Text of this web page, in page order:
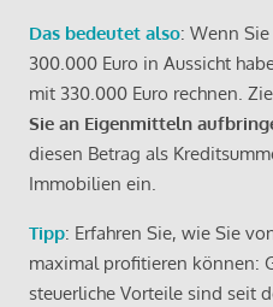
Das bedeutet also: Wenn
300.000 Euro in Aussicht
mit 330.000 Euro rechnen.
Sie an Eigenmitteln
diesen Betrag als
Immobilien ein.
Tipp: Erfahren Sie, wie Sie
maximal profitieren können:
steuerliche Vorteile sind seit